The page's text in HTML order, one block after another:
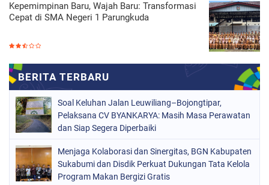
Kepemimpinan Baru, Wajah Baru: Transformasi
Cepat di SMA Negeri 1 Parungkuda
Soal Keluhan Jalan Leuwiliang–Bojongtipar,
Pelaksana CV BYANKARYA: Masih Masa Perawatan
dan Siap Segera Diperbaiki
Menjaga Kolaborasi dan Sinergitas, BGN Kabupaten
Sukabumi dan Disdik Perkuat Dukungan Tata Kelola
Program Makan Bergizi Gratis